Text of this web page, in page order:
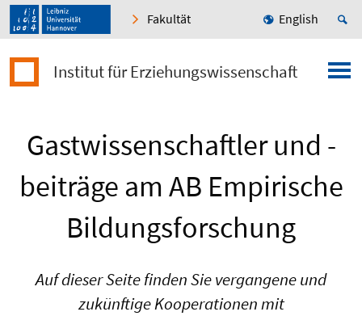
Fakultät English
Institut für Erziehungswissenschaft
Gastwissenschaftler und -
beiträge am AB Empirische
Bildungsforschung
Auf dieser Seite finden Sie vergangene und
zukünftige Kooperationen mit